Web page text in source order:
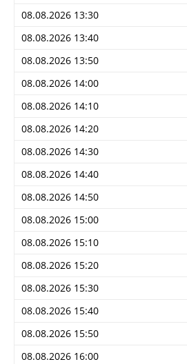
08.08.2026 13:30
08.08.2026 13:40
08.08.2026 13:50
08.08.2026 14:00
08.08.2026 14:10
08.08.2026 14:20
08.08.2026 14:30
08.08.2026 14:40
08.08.2026 14:50
08.08.2026 15:00
08.08.2026 15:10
08.08.2026 15:20
08.08.2026 15:30
08.08.2026 15:40
08.08.2026 15:50
08.08.2026 16:00